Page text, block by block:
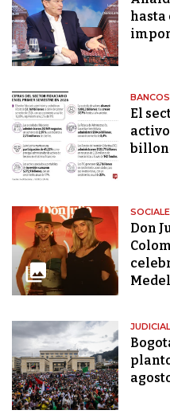
hasta
BANCOS
El
Don